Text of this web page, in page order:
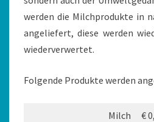
werden die Milchprodukte in
angeliefert, diese werden
wiederverwertet.
Folgende Produkte werden
Milch
€